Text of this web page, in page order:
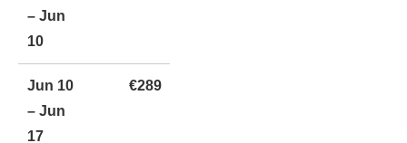
– Jun
10
Jun 10
– Jun
17
€289